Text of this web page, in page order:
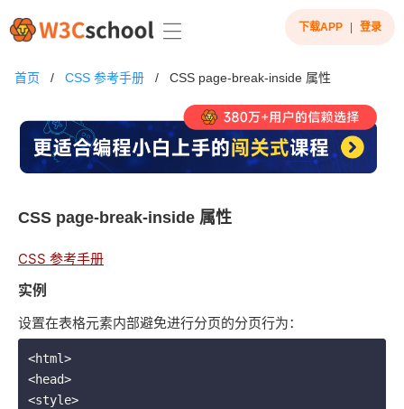
下载APP 登录
首页 / CSS 参考手册 / CSS page-break-inside 属性
CSS page-break-inside 属性
CSS 参考手册
实例
设置在表格元素内部避免进行分页的分页行为：
<html>
<head>
<style>